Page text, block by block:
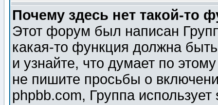
Почему здесь нет такой-то
Этот форум был написан
какая-то функция должна
и узнайте, что думает по
не пишите просьбы о
phpbb.com, Группа